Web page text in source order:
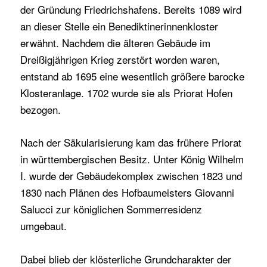
der Gründung Friedrichshafens. Bereits 1089 wird
an dieser Stelle ein Benediktinerinnenkloster
erwähnt. Nachdem die älteren Gebäude im
Dreißigjährigen Krieg zerstört worden waren,
entstand ab 1695 eine wesentlich größere barocke
Klosteranlage. 1702 wurde sie als Priorat Hofen
bezogen.
Nach der Säkularisierung kam das frühere Priorat
in württembergischen Besitz. Unter König Wilhelm
I. wurde der Gebäudekomplex zwischen 1823 und
1830 nach Plänen des Hofbaumeisters Giovanni
Salucci zur königlichen Sommerresidenz
umgebaut.
Dabei blieb der klösterliche Grundcharakter der